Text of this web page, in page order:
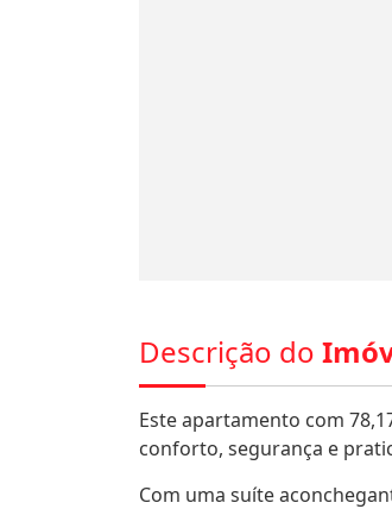
Descrição do
Este apartamento com
conforto, segurança e
Com uma suíte